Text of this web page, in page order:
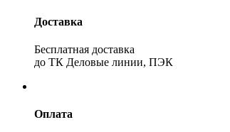
Доставка
Бесплатная доставка
до ТК Деловые линии, ПЭК
Оплата